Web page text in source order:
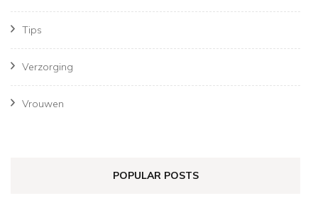
Tips
Verzorging
Vrouwen
POPULAR POSTS